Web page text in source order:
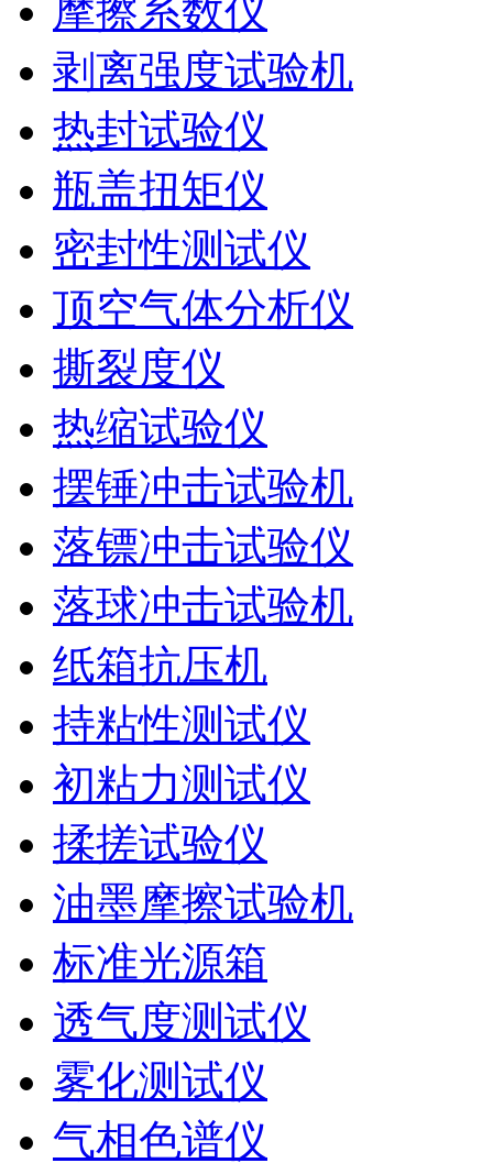
摩擦系数仪
剥离强度试验机
热封试验仪
瓶盖扭矩仪
密封性测试仪
顶空气体分析仪
撕裂度仪
热缩试验仪
摆锤冲击试验机
落镖冲击试验仪
落球冲击试验机
纸箱抗压机
持粘性测试仪
初粘力测试仪
揉搓试验仪
油墨摩擦试验机
标准光源箱
透气度测试仪
雾化测试仪
气相色谱仪